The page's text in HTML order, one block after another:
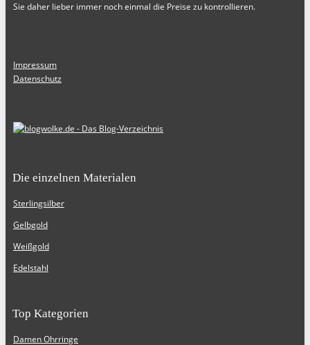
Sie daher lieber immer noch einmal die Preise zu kontrollieren.
Impressum
Datenschutz
Die einzelnen Materialen
Sterlingsilber
Gelbgold
Weißgold
Edelstahl
Top Kategorien
Damen Ohrringe